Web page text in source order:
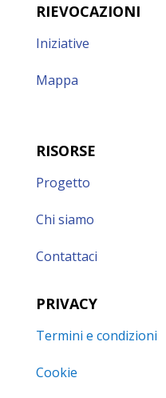
RIEVOCAZIONI
Iniziative
Mappa
RISORSE
Progetto
Chi siamo
Contattaci
PRIVACY
Termini e condizioni
Cookie